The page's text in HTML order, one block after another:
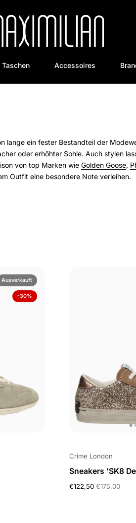
Taschen Accessoires
lange ein fester Bestandteil der
oder erhöhter Sohle. Auch stylen
von top Marken wie Golden Goose,
Outfit eine besondere Note verleihen.
Ausverkauft
-30%
Crime London
Sneakers 'SK8
€122,50 €175,00